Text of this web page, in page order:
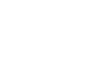
sol vous séduiront.